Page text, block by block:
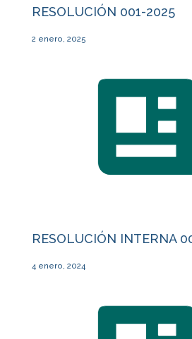
RESOLUCIÓN 001-2025
2 enero, 2025
RESOLUCIÓN INTERNA
4 enero, 2024